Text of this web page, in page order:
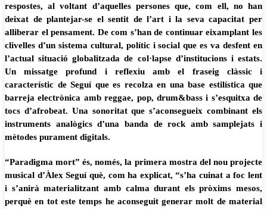
respostes, al voltant d’aquelles persones que, com ell, no han
deixat de plantejar-se el sentit de l’art i la seva capacitat per
alliberar el pensament. De com s’han de continuar eixamplant les
clivelles d’un sistema cultural, polític i social que es va desfent en
l’actual situació globalitzada de col·lapse d’institucions i estats.
Un missatge profund i reflexiu amb el fraseig clàssic i
característic de Seguí que es recolza en una base estilística que
barreja electrònica amb reggae, pop, drum&bass i s’esquitxa de
tocs d’afrobeat. Una sonoritat que s’aconsegueix combinant els
instruments analògics d’una banda de rock amb samplejats i
mètodes purament digitals.
“Paradigma mort” és, només, la primera mostra del nou projecte
musical d’Àlex Seguí què, com ha explicat, “s’ha cuinat a foc lent
i s’anirà materialitzant amb calma durant els pròxims mesos,
perquè en tot este temps he aconseguit generar molt de material